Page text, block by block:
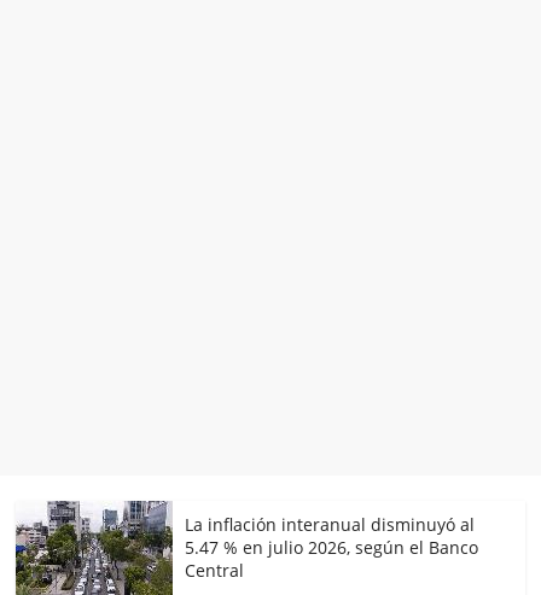
La inflación interanual disminuyó al
5.47 % en julio 2026, según el Banco
Central